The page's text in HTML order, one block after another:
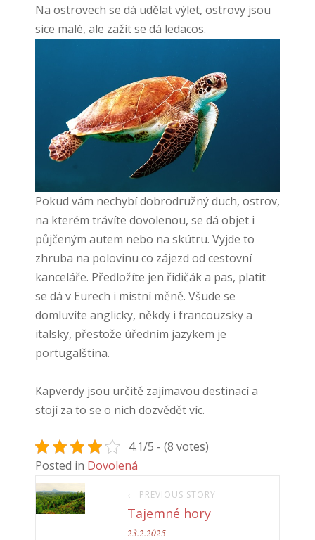
Na ostrovech se dá udělat výlet, ostrovy jsou
sice malé, ale zažít se dá ledacos.
Pokud vám nechybí dobrodružný duch, ostrov,
na kterém trávíte dovolenou, se dá objet i
půjčeným autem nebo na skútru. Vyjde to
zhruba na polovinu co zájezd od cestovní
kanceláře. Předložíte jen řidičák a pas, platit
se dá v Eurech i místní měně. Všude se
domluvíte anglicky, někdy i francouzsky a
italsky, přestože úředním jazykem je
portugalština.
Kapverdy jsou určitě zajímavou destinací a
stojí za to se o nich dozvědět víc.
4.1/5 - (8 votes)
Posted in Dovolená
← PREVIOUS STORY
Tajemné hory
23.2.2025